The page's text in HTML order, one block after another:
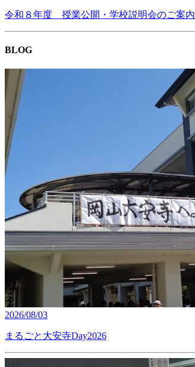
令和８年度 授業公開・学校説明会のご案内
BLOG
2026/08/03
まるごと大安寺Day2026